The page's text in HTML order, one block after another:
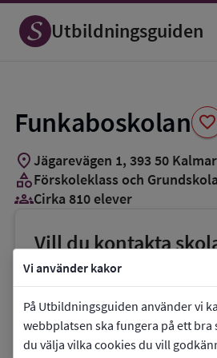
Vi använder kakor
På Utbildningsguiden använder vi
webbplatsen ska fungera på ett bra
du välja vilka cookies du vill
Utbildningsguiden
Funkaboskolan favorite
Spara
som
favorit
location_on Jägarevägen 1, 39350 Kalmar
categoryFörskoleklass och Grundskola
groups_3Cirka 810 elever
Vill du kontakta
phoneTelefon:010-3525700
E-post:
link Webbplats:Funkaboskolan